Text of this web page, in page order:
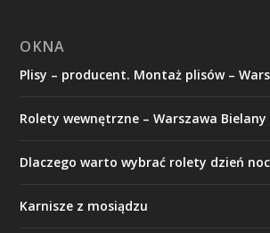
OKNA
Plisy – producent. Montaż plisów –
Rolety wewnętrzne – Warszawa Bielany
Dlaczego warto wybrać rolety dzień
Karnisze z mosiądzu